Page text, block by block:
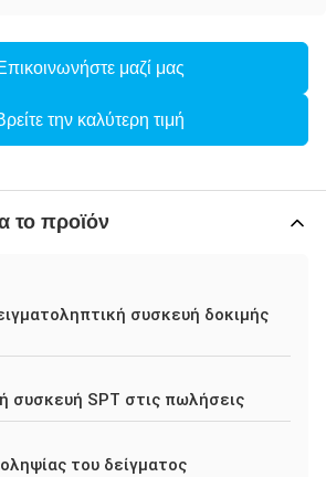
μαζί μας
την καλύτερη τιμή
το προϊόν
συσκευή δοκιμής
συσκευή SPT στις πωλήσεις
του δείγματος